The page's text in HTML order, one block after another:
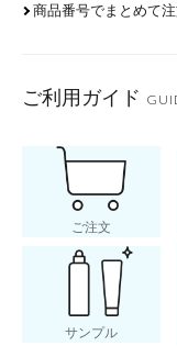
商品番号でまとめて
ご利用ガイド
ご注文
サンプル